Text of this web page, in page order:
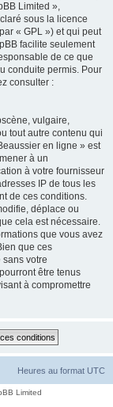
Limited »,
sous la licence
« GPL ») et qui peut
facilite seulement
de ce que
conduite permis. Pour
consulter :
vulgaire,
tout autre contenu qui
en ligne » est
à un
à votre fournisseur
IP de tous les
de ces conditions.
déplace ou
cela est nécessaire.
que vous avez
que ces
votre
être tenus
à compromettre
Heures au format UTC
Limited